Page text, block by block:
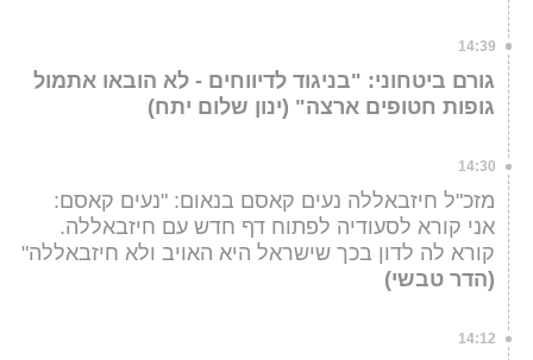
14:39
גורם ביטחוני: "בניגוד לדיווחים - לא הובאו אתמול
גופות חטופים ארצה" (ינון שלום יתח)
14:30
מזכ"ל חיזבאללה נעים קאסם בנאום: "נעים קאסם:
אני קורא לסעודיה לפתוח דף חדש עם חיזבאללה.
קורא לה לדון בכך שישראל היא האויב ולא חיזבאללה"
(הדר טבשי)
14:12